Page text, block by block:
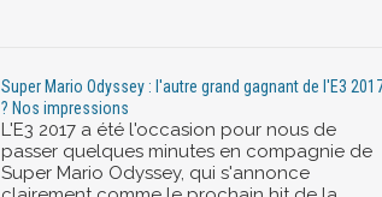
Super Mario Odyssey : l'autre grand gagnant de l'E3
? Nos impressions
L'E3 2017 a été l'occasion pour nous de
passer quelques minutes en compagnie de
Super Mario Odyssey, qui s'annonce